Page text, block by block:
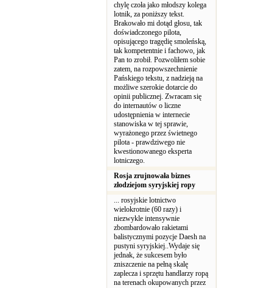
chylę czoła jako młodszy kolega
lotnik, za poniższy tekst.
Brakowało mi dotąd głosu, tak
doświadczonego pilota,
opisującego tragędię smoleńską,
tak kompetentnie i fachowo, jak
Pan to zrobił. Pozwoliłem sobie
zatem, na rozpowszechnienie
Pańskiego tekstu, z nadzieją na
możliwe szerokie dotarcie do
opinii publicznej. Zwracam się
do internautów o liczne
udostępnienia w internecie
stanowiska w tej sprawie,
wyrażonego przez świetnego
pilota - prawdziwego nie
kwestionowanego eksperta
lotniczego.
Rosja zrujnowała biznes
złodziejom syryjskiej ropy
... rosyjskie lotnictwo
wielokrotnie (60 razy) i
niezwykle intensywnie
zbombardowało rakietami
balistycznymi pozycje Daesh na
pustyni syryjskiej..Wydaje się
jednak, że sukcesem było
zniszczenie na pełną skalę
zaplecza i sprzętu handlarzy ropą
na terenach okupowanych przez